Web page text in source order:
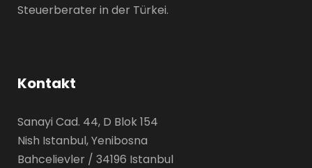
Steuerberater in der Türkei.
Kontakt
Sanayi Cad. 44, D Blok 154
Nish Istanbul, Yenibosna
Bahcelievler / 34196 Istanbul